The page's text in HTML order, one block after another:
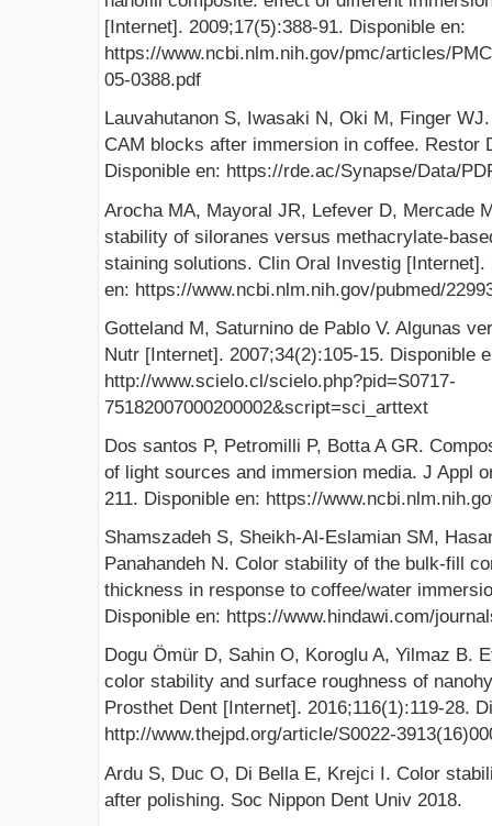
[Internet]. 2009;17(5):388-91. Disponible en:
https://www.ncbi.nlm.nih.gov/pmc/articles/
05-0388.pdf
Lauvahutanon S, Iwasaki N, Oki M, Finger
CAM blocks after immersion in coffee. Restor
Disponible en: https://rde.ac/Synapse/Data/
Arocha MA, Mayoral JR, Lefever D, Mercade
stability of siloranes versus methacrylate-
staining solutions. Clin Oral Investig [Internet].
en: https://www.ncbi.nlm.nih.gov/pubmed/
Gotteland M, Saturnino de Pablo V. Algunas
Nutr [Internet]. 2007;34(2):105-15. Disponible
http://www.scielo.cl/scielo.php?pid=S0717-
75182007000200002&script=sci_arttext
Dos santos P, Petromilli P, Botta A GR.
of light sources and immersion media. J Appl
211. Disponible en: https://
Shamszadeh S, Sheikh-Al-Eslamian SM,
Panahandeh N. Color stability of the bulk-fill
thickness in response to coffee/water
Disponible en: https://www.hindawi.com/
Dogu Ömür D, Sahin O, Koroglu A, Yilmaz B.
color stability and surface roughness of
Prosthet Dent [Internet]. 2016;116(1):119-28.
http://www.thejpd.org/article/S0022-
Ardu S, Duc O, Di Bella E, Krejci I. Color
after polishing. Soc Nippon Dent Univ 2018.